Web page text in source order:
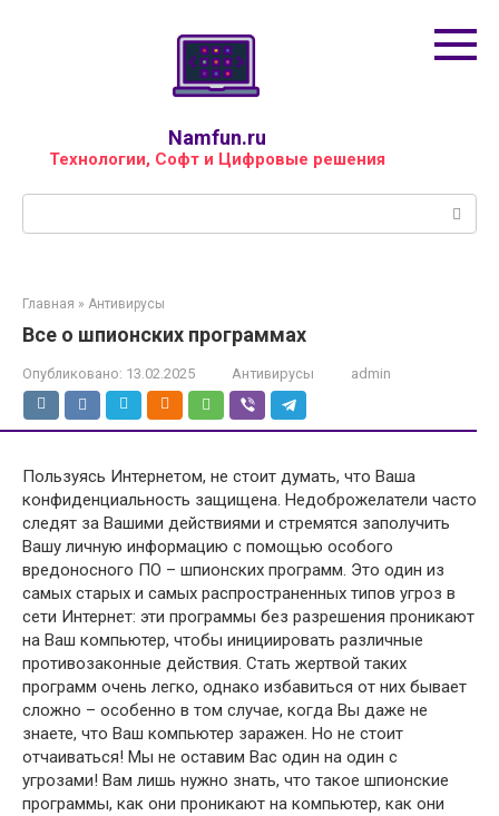
Namfun.ru
Технологии, Софт и Цифровые решения
Главная » Антивирусы
Все о шпионских программах
Опубликовано: 13.02.2025 Антивирусы admin
Пользуясь Интернетом, не стоит думать, что Ваша
конфиденциальность защищена. Недоброжелатели часто
следят за Вашими действиями и стремятся заполучить
Вашу личную информацию с помощью особого
вредоносного ПО – шпионских программ. Это один из
самых старых и самых распространенных типов угроз в
сети Интернет: эти программы без разрешения проникают
на Ваш компьютер, чтобы инициировать различные
противозаконные действия. Стать жертвой таких
программ очень легко, однако избавиться от них бывает
сложно – особенно в том случае, когда Вы даже не
знаете, что Ваш компьютер заражен. Но не стоит
отчаиваться! Мы не оставим Вас один на один с
угрозами! Вам лишь нужно знать, что такое шпионские
программы, как они проникают на компьютер, как они